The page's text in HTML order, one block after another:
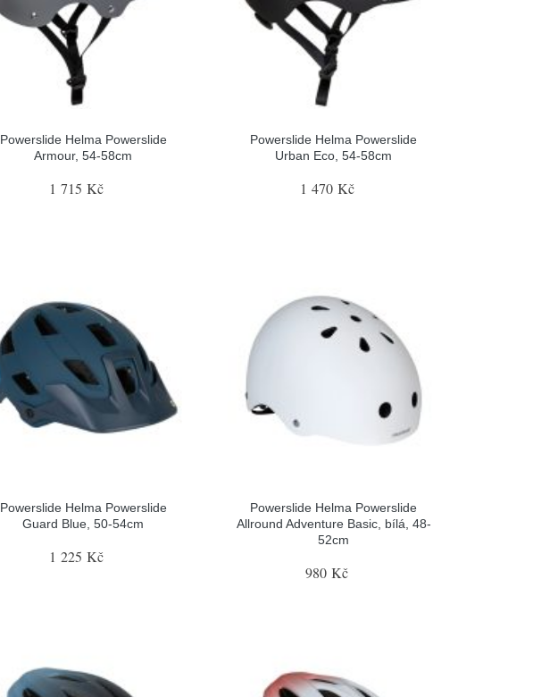
Powerslide Helma Powerslide
Armour, 54-58cm
1 715 Kč
Powerslide Helma Powerslide
Urban Eco, 54-58cm
1 470 Kč
Powerslide Helma Powerslide
Guard Blue, 50-54cm
1 225 Kč
Powerslide Helma Powerslide
Allround Adventure Basic, bílá, 48-
52cm
980 Kč